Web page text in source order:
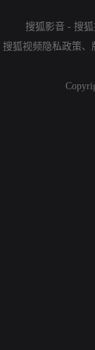
搜狐影音 - 搜
搜狐视频隐私政策、